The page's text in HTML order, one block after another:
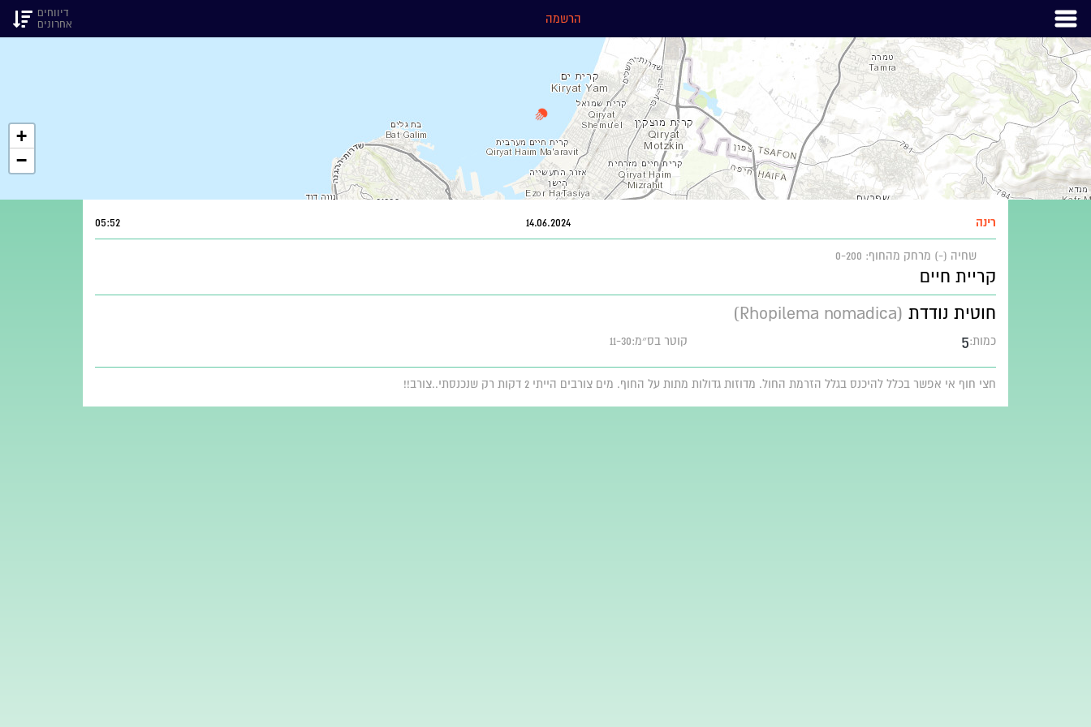
הרשמה
דיווחים
אחרונים
+
−
רינה 14.06.2024
05:52
שחיה (-) מרחק מהחוף: 0-200
קריית חיים
חוטית נודדת (Rhopilema nomadica)
כמות:5 קוטר בס״מ:11-30
חצי חוף אי אפשר בכלל להיכנס בגלל הזרמת החול. מדוזות גדולות מתות על החוף. מים צורבים הייתי 2 דקות רק שנכנסתי..צורב!!